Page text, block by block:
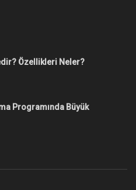
Özellikleri Neler?
Programında Büyük